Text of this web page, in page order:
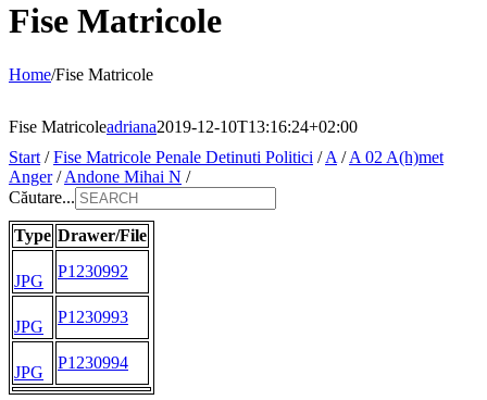
Fise Matricole
Home/Fise Matricole
Fise Matricoleadriana2019-12-10T13:16:24+02:00
Start /Fise Matricole Penale Detinuti Politici /A /A 02 A(h)met
Anger/Andone Mihai N /
Căutare...
Type Drawer/File
JPG
P1230992
JPG
P1230993
JPG
P1230994